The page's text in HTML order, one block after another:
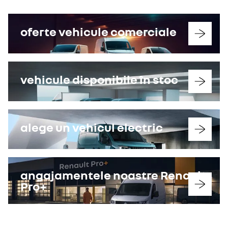
oferte vehicule comerciale
vehicule disponibile în stoc
alege un vehicul electric
angajamentele noastre Renault
Pro+